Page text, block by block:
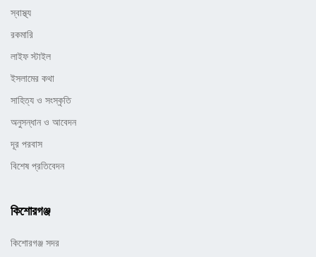
স্বাস্থ্য
রকমারি
লাইফ স্টাইল
ইসলামের কথা
সাহিত্য ও সংস্কৃতি
অনুসন্ধান ও আবেদন
দূর পরবাস
বিশেষ প্রতিবেদন
কিশোরগঞ্জ
কিশোরগঞ্জ সদর